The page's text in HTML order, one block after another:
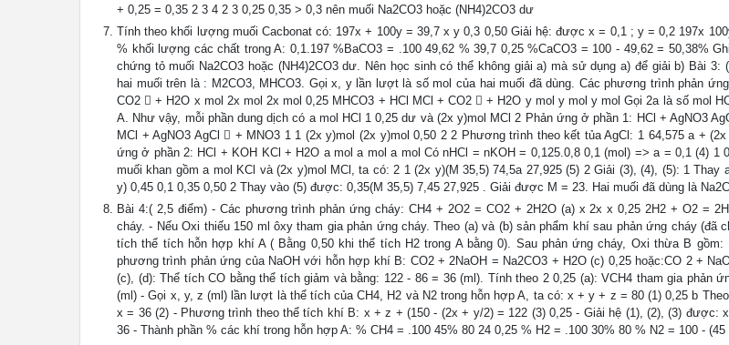
+ 0,25 = 0,35 2 3 4 2 3 0,25 0,35 > 0,3 nên muối Na2CO3 hoặc (NH4)2CO3 dư
Tính theo khối lượng muối Cacbonat có: 197x + 100y = 39,7 x y 0,3 0,50 Giải hệ: được x = 0,1 ; y = 0,2 197x
% khối lượng các chất trong A: 0,1.197 %BaCO3 = .100 49,62 % 39,7 0,25 %CaCO3 = 100 - 49,62 = 50,38%
chứng tỏ muối Na2CO3 hoặc (NH4)2CO3 dư. Nên học sinh có thể không giải a) mà sử dụng a) để giải b) Bài 3:
hai muối trên là : M2CO3, MHCO3. Gọi x, y lần lượt là số mol của hai muối đã dùng. Các phương trình phản
CO2  + H2O x mol 2x mol 2x mol 0,25 MHCO3 + HCl MCl + CO2  + H2O y mol y mol y mol Gọi 2a là số mol
A. Như vậy, mỗi phần dung dịch có a mol HCl 1 0,25 dư và (2x y)mol MCl 2 Phản ứng ở phần 1: HCl + AgNO3
MCl + AgNO3 AgCl  + MNO3 1 1 (2x y)mol (2x y)mol 0,50 2 2 Phương trình theo kết tủa AgCl: 1 64,575 a +
ứng ở phần 2: HCl + KOH KCl + H2O a mol a mol a mol Có nHCl = nKOH = 0,125.0,8 0,1 (mol) => a = 0,1 (4) 1
muối khan gồm a mol KCl và (2x y)mol MCl, ta có: 2 1 (2x y)(M 35,5) 74,5a 27,925 (5) 2 Giải (3), (4), (5): 1 Thay
y) 0,45 0,1 0,35 0,50 2 Thay vào (5) được: 0,35(M 35,5) 7,45 27,925 . Giải được M = 23. Hai muối đã dùng là
Bài 4:( 2,5 điểm) - Các phương trình phản ứng cháy: CH4 + 2O2 = CO2 + 2H2O (a) x 2x x 0,25 2H2 + O2 =
cháy. - Nếu Oxi thiếu 150 ml ôxy tham gia phản ứng cháy. Theo (a) và (b) sản phẩm khí sau phản ứng cháy (đã
tích thể tích hỗn hợp khí A ( Bằng 0,50 khi thể tích H2 trong A bằng 0). Sau phản ứng cháy, Oxi thừa B gồm:
phương trình phản ứng của NaOH với hỗn hợp khí B: CO2 + 2NaOH = Na2CO3 + H2O (c) 0,25 hoặc:CO 2 +
(c), (d): Thể tích CO bằng thể tích giảm và bằng: 122 - 86 = 36 (ml). Tính theo 2 0,25 (a): VCH4 tham gia phản
(ml) - Gọi x, y, z (ml) lần lượt là thể tích của CH4, H2 và N2 trong hỗn hợp A, ta có: x + y + z = 80 (1) 0,25 b
x = 36 (2) - Phương trình theo thể tích khí B: x + z + (150 - (2x + y/2) = 122 (3) 0,25 - Giải hệ (1), (2), (3) được:
36 - Thành phần % các khí trong hỗn hợp A: % CH4 = .100 45% 80 24 0,25 % H2 = .100 30% 80 % N2 = 100 - (45